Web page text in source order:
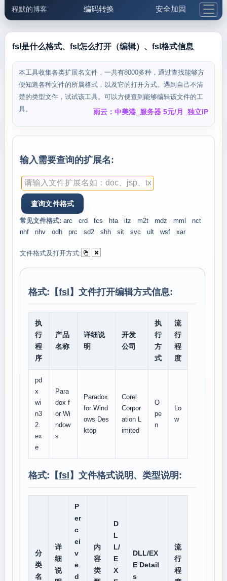
程默的博客 编码转换 安全加固
邮件工具 生活便民 更多工具
5.1支付宝大红包
fsl是什么格式、fsl怎么打开（编辑）、fsl格式信息
本工具收集各类扩展名文件，一共有8000多种，通过查找能够方
便知道各种文件的所属格式，以及它的打开方式。遇到自己不清
楚的类型文件，试试该工具。可以方便查到能够编辑该文件的工
具。
雨云：中美港_服务器 5元/月_独立IP
输入需要查询的扩展名:
常见文件格式: arc crd fcs hta itz m2t mdz mml
nct
nhf
nhv odh prc sd2 shh sit svc ult wsf xar
文件格式及打开方式:
格式:【fsl 】文件打开编辑方式信息:
执
行
程
序
产品
名称
详细说
明
开发
公司
执
行
方
式
流
行
程
度
pd
x
wi
n3
2.
ex
e
Para
dox f
or Wi
ndow
s
Paradox
for Wind
ows Des
ktop
Corel
Corpor
ation L
imited
O
pe
n
Lo
w
格式:【fsl 】文件格式说明、类型说明:
分
类
名
详
细
说
P
er
c
ei
v
e
d
内
容
类
D
L
L/
E
X
DLL/EX
E Detail
s
流
行
程